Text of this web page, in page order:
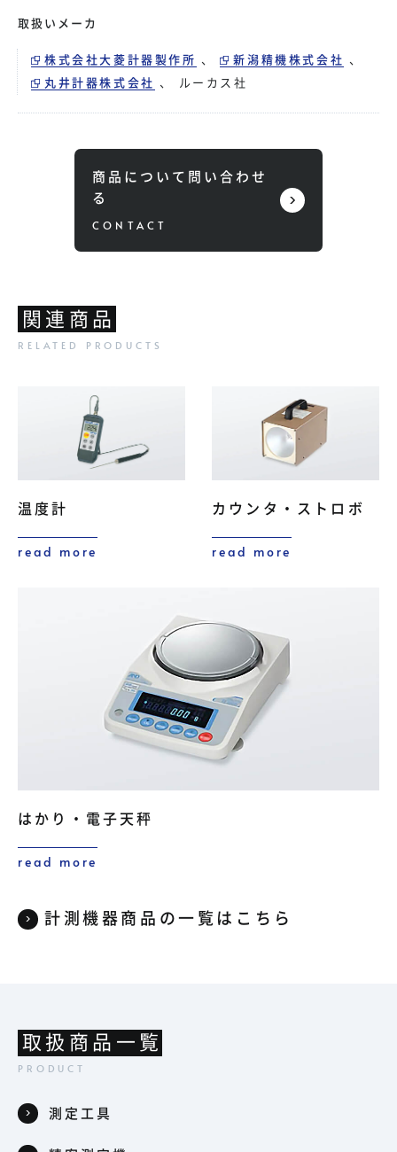
取扱いメーカ
株式会社大菱計器製作所 、 新潟精機株式会社
、
丸井計器株式会社
、 ルーカス社
商品について問い合わせ
る
関連商品
温度計
read more
カウンタ・ストロボ
read more
はかり・電子天秤
read more
計測機器商品の一覧はこちら
取扱商品一覧
測定工具